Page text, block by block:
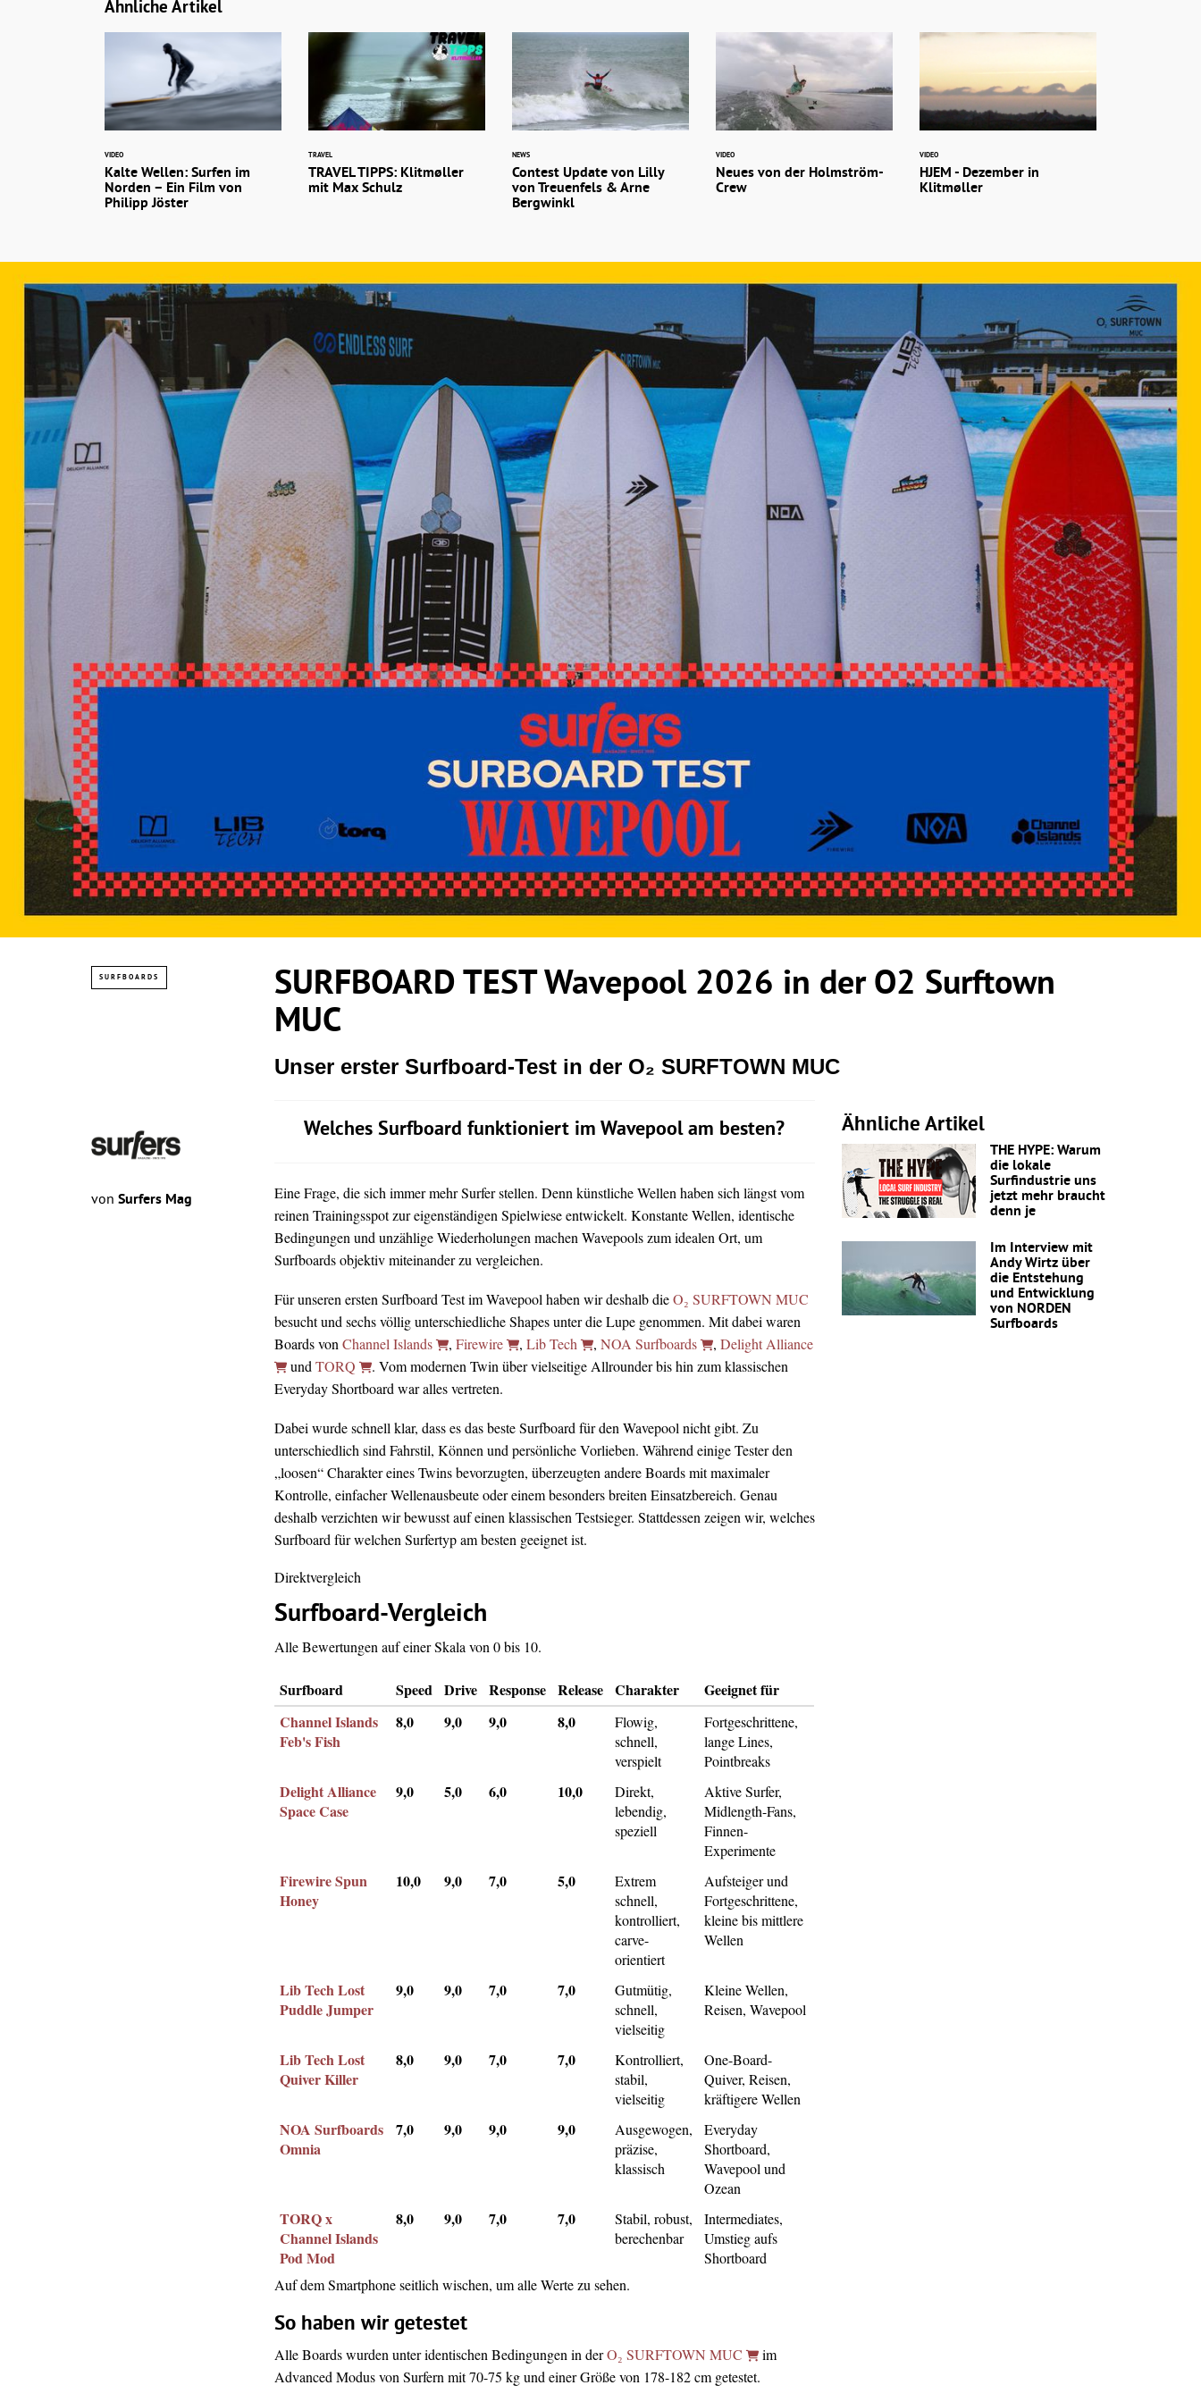
Ähnliche Artikel
VIDEO
Kalte Wellen: Surfen im
Norden – Ein Film von
Philipp Jöster
TRAVEL
TRAVEL TIPPS: Klitmøller
mit Max Schulz
NEWS
Contest Update von Lilly
von Treuenfels & Arne
Bergwinkl
VIDEO
Neues von der Holmström-
Crew
VIDEO
HJEM - Dezember in
Klitmøller
SURFBOARDS
SURFBOARD TEST Wavepool 2026 in der O2 Surftown
MUC
Unser erster Surfboard-Test in der O₂ SURFTOWN MUC
von Surfers Mag
Welches Surfboard funktioniert im Wavepool am besten?
Eine Frage, die sich immer mehr Surfer stellen. Denn künstliche Wellen haben sich längst vom
reinen Trainingsspot zur eigenständigen Spielwiese entwickelt. Konstante Wellen, identische
Bedingungen und unzählige Wiederholungen machen Wavepools zum idealen Ort, um
Surfboards objektiv miteinander zu vergleichen.
Für unseren ersten Surfboard Test im Wavepool haben wir deshalb dieO₂ SURFTOWN MUC
besucht und sechs völlig unterschiedliche Shapes unter die Lupe genommen. Mit dabei waren
Boards von Channel Islands , Firewire , Lib Tech , NOA Surfboards , Delight Alliance
und TORQ
. Vom modernen Twin über vielseitige Allrounder bis hin zum klassischen
Everyday Shortboard war alles vertreten.
Dabei wurde schnell klar, dass es das beste Surfboard für den Wavepool nicht gibt. Zu
unterschiedlich sind Fahrstil, Können und persönliche Vorlieben. Während einige Tester den
„loosen“ Charakter eines Twins bevorzugten, überzeugten andere Boards mit maximaler
Kontrolle, einfacher Wellenausbeute oder einem besonders breiten Einsatzbereich. Genau
deshalb verzichten wir bewusst auf einen klassischen Testsieger. Stattdessen zeigen wir, welches
Surfboard für welchen Surfertyp am besten geeignet ist.
Direktvergleich
Surfboard-Vergleich
Alle Bewertungen auf einer Skala von 0 bis 10.
Surfboard Speed Drive Response Release Charakter
Geeignet für
Channel Islands
Feb's Fish
8,0 9,0 9,0 8,0
Flowig,
schnell,
verspielt
Fortgeschrittene,
lange Lines,
Pointbreaks
Delight Alliance
Space Case
9,0 5,0 6,0 10,0
Direkt,
lebendig,
speziell
Aktive Surfer,
Midlength-Fans,
Finnen-
Experimente
Firewire Spun
Honey
10,0 9,0 7,0 5,0
Extrem
schnell,
kontrolliert,
carve-
orientiert
Aufsteiger und
Fortgeschrittene,
kleine bis mittlere
Wellen
Lib Tech Lost
Puddle Jumper
9,0 9,0 7,0 7,0
Gutmütig,
schnell,
vielseitig
Kleine Wellen,
Reisen, Wavepool
Lib Tech Lost
Quiver Killer
8,0 9,0 7,0 7,0
Kontrolliert,
stabil,
vielseitig
One-Board-
Quiver, Reisen,
kräftigere Wellen
NOA Surfboards
Omnia
7,0 9,0 9,0 9,0
Ausgewogen,
präzise,
klassisch
Everyday
Shortboard,
Wavepool und
Ozean
TORQ x
Channel Islands
Pod Mod
8,0 9,0 7,0 7,0
Stabil, robust,
berechenbar
Intermediates,
Umstieg aufs
Shortboard
Auf dem Smartphone seitlich wischen, um alle Werte zu sehen.
So haben wir getestet
Alle Boards wurden unter identischen Bedingungen in derO₂ SURFTOWN MUC
im
Advanced Modus von Surfern mit 70-75 kg und einer Größe von 178-182 cm getestet.
Ähnliche Artikel
THE HYPE: Warum
die lokale
Surfindustrie uns
jetzt mehr braucht
denn je
Im Interview mit
Andy Wirtz über
die Entstehung
und Entwicklung
von NORDEN
Surfboards